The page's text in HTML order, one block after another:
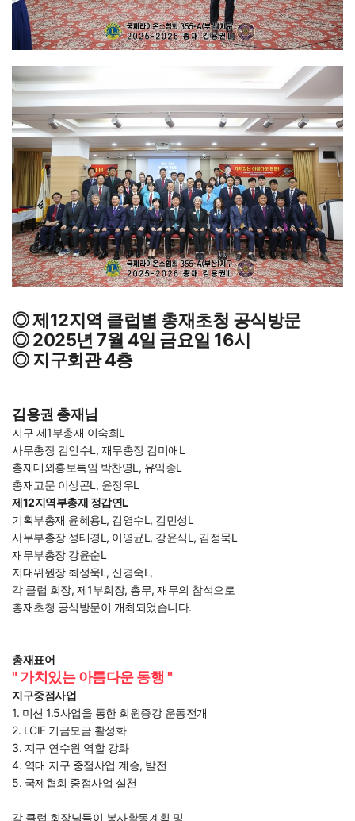
◎ 제12지역 클럽별 총재초청 공식방문
◎ 2025년 7월 4일 금요일 16시
◎ 지구회관 4층
김용권 총재님
지구 제1부총재 이숙희L
사무총장 김인수L, 재무총장 김미애L
총재대외홍보특임 박찬영L, 유익종L
총재고문 이상곤L, 윤정우L
제12지역부총재 정갑연L
기획부총재 윤혜용L, 김영수L, 김민성L
사무부총장 성태경L, 이영균L, 강윤식L, 김정묵L
재무부총장 강윤순L
지대위원장 최성욱L, 신경숙L,
각 클럽 회장, 제1부회장, 총무, 재무의 참석으로
총재초청 공식방문이 개최되었습니다.
총재표어
" 가치있는 아름다운 동행 "
지구중점사업
1. 미션 1.5사업을 통한 회원증강 운동전개
2. LCIF 기금모금 활성화
3. 지구 연수원 역할 강화
4. 역대 지구 중점사업 계승, 발전
5. 국제협회 중점사업 실천
각 클럽 회장님들이 봉사활동계획 및